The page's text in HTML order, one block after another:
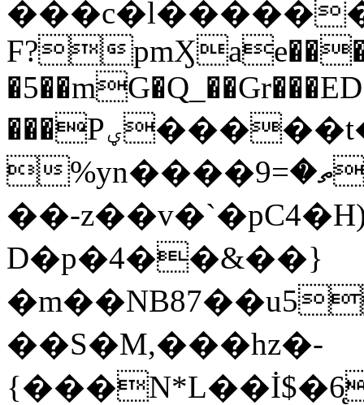
F?
���Pؠ�����t��\d�� 5��
%yn����ތ�=9h B�����v��L�{���9#ڢ<)���ooo!
��-
D�p�4��&��}
��S�M,���hz�-